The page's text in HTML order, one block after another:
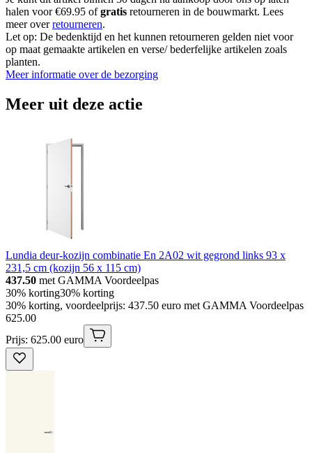
halen voor €69.95 ofgratis retourneren in de bouwmarkt. Lees
meer overretourneren.
Let op: De bedenktijd en het kunnen retourneren gelden niet voor
op maat gemaakte artikelen en verse/ bederfelijke artikelen zoals
planten.
Meer informatie over de bezorging
Meer uit deze actie
Lundia deur-kozijn combinatie En 2A02 wit gegrond links 93 x
231,5 cm (kozijn 56 x 115 cm)
437.50 met GAMMA Voordeelpas
30% korting30% korting
30% korting, voordeelprijs: 437.50 euro met GAMMA Voordeelpas
625.00
Prijs: 625.00 euro